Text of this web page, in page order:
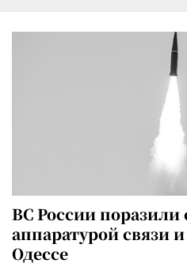
ВС России поразили
аппаратурой связи
Одессе